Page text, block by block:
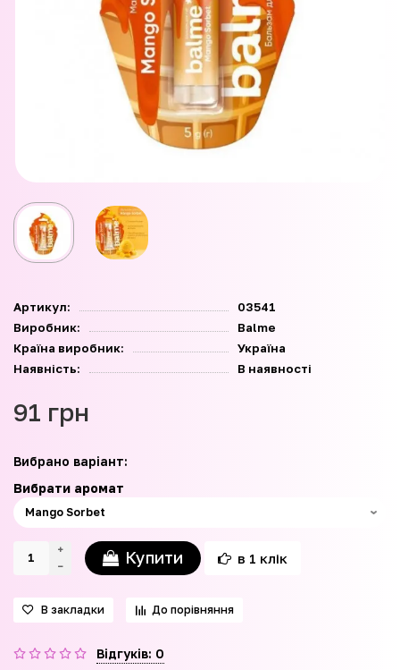
Артикул:
03541
Виробник:
Balme
Країна виробник:
Україна
Наявність:
В наявності
91 грн
Вибрано варіант:
Вибрати аромат
Купити в 1 клік
В закладки До порівняння
Відгуків: 0